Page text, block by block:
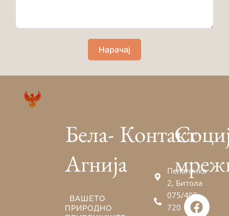
Нарачај
Бела-
Агнија
ВАШЕТО
ПРИРОДНО
Контакт
Пелагонка
2, Битола
075/495-
720
F
a
V
i
E
n